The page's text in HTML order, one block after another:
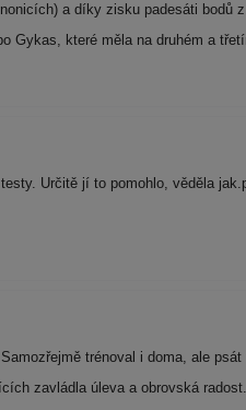
a díky zisku padesáti
Gykas, které měla na druhém a
Určitě jí to pomohlo, věděla
trénoval i doma, ale
zavládla úleva a obrovská